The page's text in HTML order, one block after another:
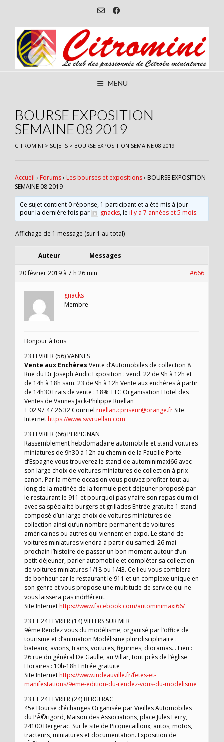
content
MENU
BOURSE EXPOSITION
SEMAINE 08 2019
CITROMINI > SUJETS > BOURSE EXPOSITION SEMAINE 08 2019
Accueil › Forums› Les bourses et expositions› BOURSE EXPOSITION
SEMAINE 08 2019
Ce sujet contient 0 réponse, 1 participant et a été mis à jour
pour la dernière fois par
gnacks, leil y a 7 années et 5 mois.
Affichage de 1 message (sur 1 au total)
Auteur Messages
20 février 2019 à 7 h 26 min #666
gnacks
Membre
Bonjour à tous
23 FEVRIER (56) VANNES
Vente aux Enchères Vente d’Automobiles de collection 8
Rue du Dr Joseph Audic Exposition : vend. 22 de 9h à 12h et
de 14h à 18h sam. 23 de 9h à 12h Vente aux enchères à partir
de 14h30 Frais de vente : 18% TTC Organisation Hotel des
Ventes de Vannes Jack-Philippe Ruellan
T 02 97 47 26 32 Courriel ruellan.cpriseur@orange.fr Site
Internethttps://www.svvruellan.com
23 FEVRIER (66) PERPIGNAN
Rassemblement hebdomadaire automobile et stand voitures
miniatures de 9h30 à 12h au chemin de la Faucille Porte
d’Espagne vous trouverez le stand de autominimaxi66 avec
son large choix de voitures miniatures de collection à prix
canon. Par la même occasion vous pouvez profiter tout au
long de la matinée de la formule petit déjeuner proposé par
le restaurant le 911 et pourquoi pas y faire son repas du midi
avec sa spécialité burgers et grillades Entrée gratuite 1 stand
composé d’un large choix de voitures miniatures de
collection ainsi qu’un nombre permanent de voitures
américaines ou autres qui viennent en expo. Le stand de
voitures miniatures viendra à partir du samedi 26 mai
prochain l’histoire de passer un bon moment autour d’un
petit déjeuner, parler automobile et compléter sa collection
de voitures miniatures 1/18 ou 1/43. Ce lieu vous comblera
de bonheur car le restaurant le 911 et un complexe unique en
son genre et vous propose une multitude de service qui ne
vous laissera pas indifférent.
Site Internethttps://www.facebook.com/autominimaxi66/
23 ET 24 FEVRIER (14) VILLERS SUR MER
9ème Rendez vous du modélisme, organisé par l’office de
tourisme et d’animation Modélisme pluridisciplinaire :
bateaux, avions, trains, voitures, figurines, dioramas… Lieu :
26 rue du général De Gaulle, au Villar, tout près de l’église
Horaires : 10h-18h Entrée gratuite
Site Internethttps://www.indeauville.fr/fetes-et-
manifestations/9eme-edition-du-rendez-vous-du-modelisme
23 ET 24 FEVRIER (24) BERGERAC
45e Bourse d’échanges Organisée par Vieilles Automobiles
du PÃ©rigord, Maison des Associations, place Jules Ferry,
24100 Bergerac. Sur le site de Picquecailloux, autos, motos,
tracteurs, miniatures et documentation. Exposition de